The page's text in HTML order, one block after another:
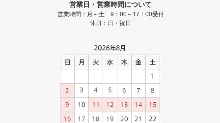
営業日・営業時間について
営業時間：月～土 9：00～17：00受付
休日：日・祝日